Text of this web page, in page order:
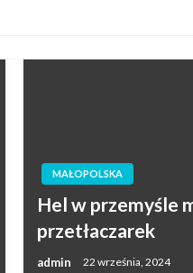
MAŁOPOLSKA
Hel w przemyśle
przetłaczarek
admin 22 września, 2024